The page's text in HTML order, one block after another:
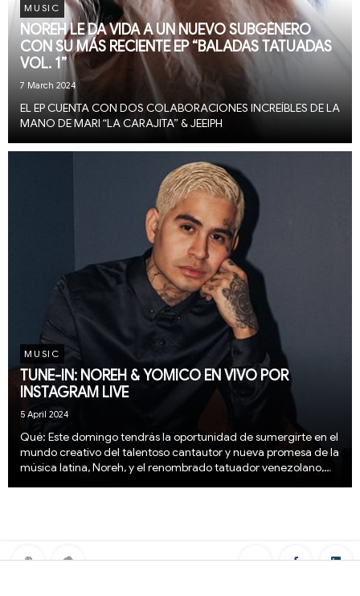
MUSIC
NOREH LE DA VIDA A UN NUEVO SUBGÉNERO
CON SU MÁS RECIENTE EP “BALADAS TATUADAS
VOL. 1”
7 March 2024
EL EP CUENTA CON DOS COLABORACIONES INCREÍBLES DE LA
MANO DE MARI “LA CARAJITA” & JEEIPH
MUSIC
TUNE-IN: NOREH & YOMICO EN VIVO POR
INSTAGRAM LIVE
5 April 2024
Qué: Este domingo tendrás la oportunidad de sumergirte en el
mundo creativo del talentoso cantautor y nueva promesa de la
música latina, Noreh, y el renombrado tatuador venezolano,